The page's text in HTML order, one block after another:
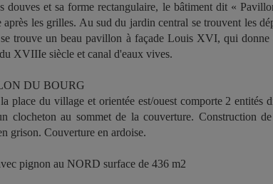
douves et sa forme rectangulaire, le bâtiment dit «
les grilles. Au sud du jardin central se trouvent les
trouve un beau pavillon à façade Louis XVI, qui
XVIIIe siècle et canal d'eaux vives.
DU BOURG
place du village et orientée est/ouest comporte 2 entités
clocheton au sommet de la couverture. Construction
grison. Couverture en ardoise.
pignon au NORD surface de 436 m2